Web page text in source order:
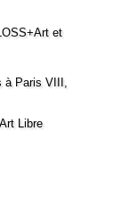
et
à Paris VIII,
Libre